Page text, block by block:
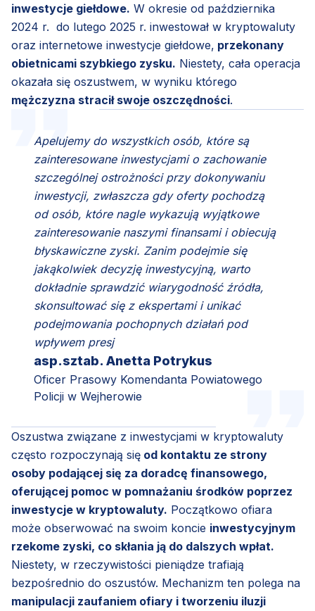
inwestycje giełdowe. W okresie od października
2024 r. do lutego 2025 r. inwestował w kryptowaluty
oraz internetowe inwestycje giełdowe, przekonany
obietnicami szybkiego zysku. Niestety, cała operacja
okazała się oszustwem, w wyniku którego
mężczyzna stracił swoje oszczędności.
Apelujemy do wszystkich osób, które są
zainteresowane inwestycjami o zachowanie
szczególnej ostrożności przy dokonywaniu
inwestycji, zwłaszcza gdy oferty pochodzą
od osób, które nagle wykazują wyjątkowe
zainteresowanie naszymi finansami i obiecują
błyskawiczne zyski. Zanim podejmie się
jakąkolwiek decyzję inwestycyjną, warto
dokładnie sprawdzić wiarygodność źródła,
skonsultować się z ekspertami i unikać
podejmowania pochopnych działań pod
wpływem presj
asp.sztab. Anetta Potrykus
Oficer Prasowy Komendanta Powiatowego
Policji w Wejherowie
Oszustwa związane z inwestycjami w kryptowaluty
często rozpoczynają się od kontaktu ze strony
osoby podającej się za doradcę finansowego,
oferującej pomoc w pomnażaniu środków poprzez
inwestycje w kryptowaluty. Początkowo ofiara
może obserwować na swoim koncie inwestycyjnym
rzekome zyski, co skłania ją do dalszych wpłat.
Niestety, w rzeczywistości pieniądze trafiają
bezpośrednio do oszustów. Mechanizm ten polega na
manipulacji zaufaniem ofiary i tworzeniu iluzji